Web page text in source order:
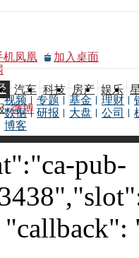
机凤凰
加入桌面
汽车 科技 房产 娱乐
微博
视频 专题 基金 理财
数据 研报 大盘 公司
博客
pub-
"callback":